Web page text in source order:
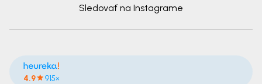
Sledovať na Instagrame
4.9 915×